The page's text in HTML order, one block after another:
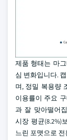
제품 형태는 마
심 변화입니다.
며, 정밀 복용량
이용률이 주요
과 잘 맞아떨어
시장 평균(8.2%)
느린 포맷으로